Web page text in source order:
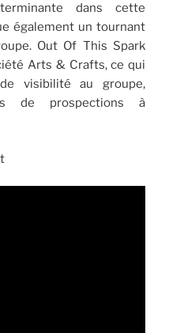
dans cette
également un tournant
Out Of This Spark
Arts & Crafts, ce qui
visibilité au groupe,
de prospections à